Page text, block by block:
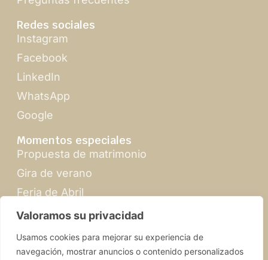
Valoramos su privacidad
Usamos cookies para mejorar su experiencia de
navegación, mostrar anuncios o contenido personalizados
Redes sociales
Instagram
Facebook
LinkedIn
WhatsApp
Google
Momentos especiales
Propuesta de matrimonio
Gira de verano
Feria de Abril
Navidad en Sevilla